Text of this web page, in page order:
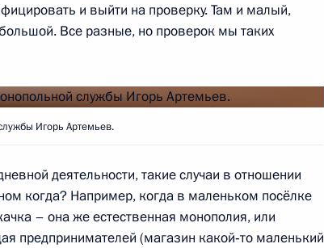
Всекитайского собрания
Ново-Огарёво
и выйти на проверку. Там и малый,
Все разные, но проверок мы таких
Игорь Артемьев.
деятельности, такие случаи в отношении
когда? Например, когда в маленьком посёлке
– она же естественная монополия, или
предпринимателей (магазин какой‑то маленький